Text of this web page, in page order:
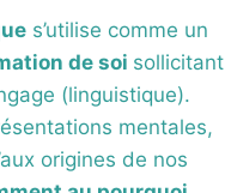
s’utilise comme un
de soi sollicitant
(linguistique).
mentales,
origines de nos